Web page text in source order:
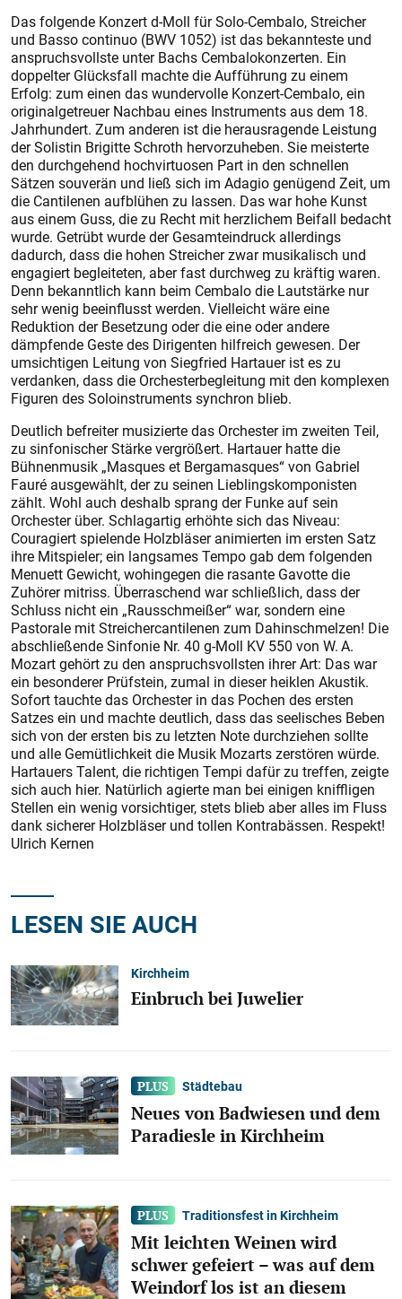
Das folgende Konzert d-Moll für Solo-Cembalo, Streicher
und Basso continuo (BWV 1052) ist das bekannteste und
anspruchsvollste unter Bachs Cembalokonzerten. Ein
doppelter Glücksfall machte die Aufführung zu einem
Erfolg: zum einen das wundervolle Konzert-Cembalo, ein
originalgetreuer Nachbau eines Instruments aus dem 18.
Jahrhundert. Zum anderen ist die herausragende Leistung
der Solistin Brigitte Schroth hervorzuheben. Sie meisterte
den durchgehend hochvirtuosen Part in den schnellen
Sätzen souverän und ließ sich im Adagio genügend Zeit, um
die Cantilenen aufblühen zu lassen. Das war hohe Kunst
aus einem Guss, die zu Recht mit herzlichem Beifall bedacht
wurde. Getrübt wurde der Gesamteindruck allerdings
dadurch, dass die hohen Streicher zwar musikalisch und
engagiert begleiteten, aber fast durchweg zu kräftig waren.
Denn bekanntlich kann beim Cembalo die Lautstärke nur
sehr wenig beeinflusst werden. Vielleicht wäre eine
Reduktion der Besetzung oder die eine oder andere
dämpfende Geste des Dirigenten hilfreich gewesen. Der
umsichtigen Leitung von Siegfried Hartauer ist es zu
verdanken, dass die Orchesterbegleitung mit den komplexen
Figuren des Soloinstruments synchron blieb.
Deutlich befreiter musizierte das Orchester im zweiten Teil,
zu sinfonischer Stärke vergrößert. Hartauer hatte die
Bühnenmusik „Masques et Bergamasques“ von Gabriel
Fauré ausgewählt, der zu seinen Lieblingskomponisten
zählt. Wohl auch deshalb sprang der Funke auf sein
Orchester über. Schlagartig erhöhte sich das Niveau:
Couragiert spielende Holzbläser animierten im ersten Satz
ihre Mitspieler; ein langsames Tempo gab dem folgenden
Menuett Gewicht, wohingegen die rasante Gavotte die
Zuhörer mitriss. Überraschend war schließlich, dass der
Schluss nicht ein „Rausschmeißer“ war, sondern eine
Pastorale mit Streichercantilenen zum Dahinschmelzen! Die
abschließende Sinfonie Nr. 40 g-Moll KV 550 von W. A.
Mozart gehört zu den anspruchsvollsten ihrer Art: Das war
ein besonderer Prüfstein, zumal in dieser heiklen Akustik.
Sofort tauchte das Orchester in das Pochen des ersten
Satzes ein und machte deutlich, dass das seelisches Beben
sich von der ersten bis zu letzten Note durchziehen sollte
und alle Gemütlichkeit die Musik Mozarts zerstören würde.
Hartauers Talent, die richtigen Tempi dafür zu treffen, zeigte
sich auch hier. Natürlich agierte man bei einigen kniffligen
Stellen ein wenig vorsichtiger, stets blieb aber alles im Fluss
dank sicherer Holzbläser und tollen Kontrabässen. Respekt!
Ulrich Kernen
LESEN SIE AUCH
Kirchheim
Einbruch bei Juwelier
Städtebau
Neues von Badwiesen und dem
Paradiesle in Kirchheim
Traditionsfest in Kirchheim
Mit leichten Weinen wird
schwer gefeiert – was auf dem
Weindorf los ist an diesem